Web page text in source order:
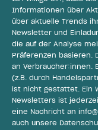
Informationen über
über aktuelle Trends
Newsletter und
die auf der Analyse
Präferenzen basieren.
an Verbraucher:innen.
(z.B. durch
ist nicht gestattet. Ein
Newsletters ist
eine Nachricht an
auch unsere